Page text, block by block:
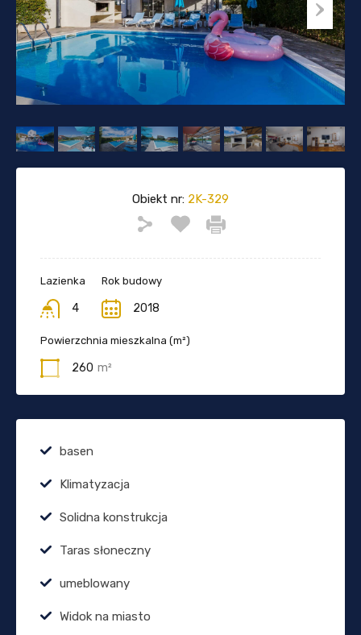
Obiekt nr: 2K-329
Lazienka
4
Rok budowy
2018
Powierzchnia mieszkalna (m²)
260 m²
basen
Klimatyzacja
Solidna konstrukcja
Taras słoneczny
umeblowany
Widok na miasto